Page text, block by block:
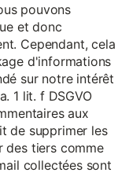
pouvons
et donc
Cependant, cela
d'informations
sur notre intérêt
1 lit. f DSGVO
aux
de supprimer les
des tiers comme
collectées sont